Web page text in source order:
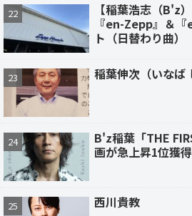
【稲葉浩志（B'z
『en-Zepp』＆
ト（日替わり曲）
稲葉伸次（いなば
B'z稲葉「THE
画が急上昇1位獲
西川貴教